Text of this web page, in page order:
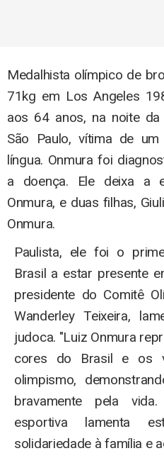
Medalhista olímpico de
71kg em Los Angeles
aos 64 anos, na noite
São Paulo, vítima de
língua. Onmura foi
a doença. Ele deixa a
Onmura, e duas filhas,
Onmura.
Paulista, ele foi o
Brasil a estar presente
presidente do Comitê
Wanderley Teixeira,
judoca. "Luiz Onmura
cores do Brasil e os
olimpismo,
bravamente pela
esportiva lamenta
solidariedade à família e